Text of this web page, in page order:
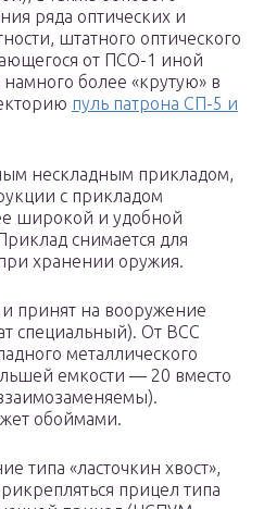
ряда оптических и
штатного оптического
от ПСО-1 иной
более «крутую» в
пуль патрона СП-5 и
нескладным прикладом,
с прикладом
широкой и удобной
снимается для
хранении оружия.
принят на вооружение
специальный). От ВСС
металлического
емкости — 20 вместо
обоймами.
типа «ласточкин хвост»,
прицел типа